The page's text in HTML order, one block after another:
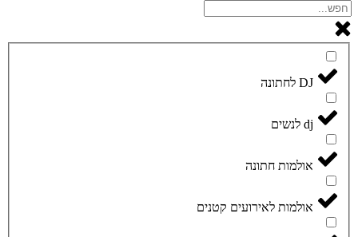
DJ לחתונה
dj לנשים
אולמות חתונה
אולמות לאירועים קטנים